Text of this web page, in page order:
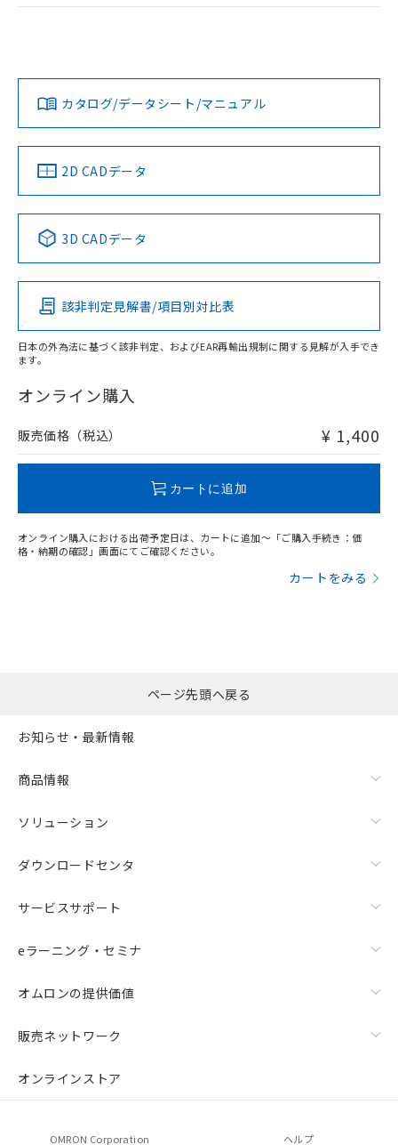
ログイン/会員登録
ダウンロードデータをご利用いただく前に、以下を必ずお読
みください。
ソフトウェアの使用条件
EU RoHS 注意事項・凡例
対応済み
中国 RoHS 注意事項・凡例
Pb Hg Cd Cr(VI)
O
在庫等で未対応品が混在する可能性があります。
問い合わせください。
カタログ/データシート/マニュアル
2D CADデータ
3D CADデータ
該非判定見解書/項目別対比表
日本の外為法に基づく該非判定、およびEAR再輸出規制に関する見解が入手でき
ます。
オンライン購入
販売価格（税込） ¥ 1,400
カートに追加
オンライン購入における出荷予定日は、カートに追加～「ご購入手続き：価
格・納期の確認」画面にてご確認ください。
カートをみる
ページ先頭へ戻る
お知らせ・最新情報
商品情報
ソリューション
ダウンロードセンタ
サービスサポート
eラーニング・セミナ
オムロンの提供価値
販売ネットワーク
オンラインストア
OMRON Corporation ヘルプ